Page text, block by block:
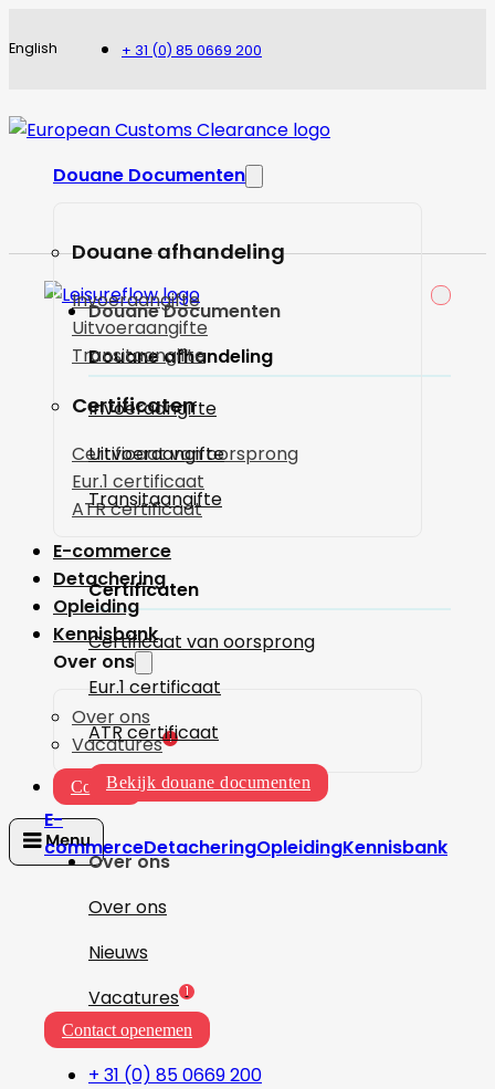
English + 31 (0) 85 0669 200
Douane Documenten
Douane afhandeling
Invoeraangifte
Uitvoeraangifte
Transitaangifte
Certificaten
Certificaat van oorsprong
Eur.1 certificaat
ATR certificaat
E-commerce
Detachering
Opleiding
Kennisbank
Over ons
Over ons
Vacatures 1
Contact
Douane Documenten
Douane afhandeling
Invoeraangifte
Uitvoeraangifte
Transitaangifte
Certificaten
Certificaat van oorsprong
Eur.1 certificaat
ATR certificaat
Bekijk douane documenten
E-
commerceDetacheringOpleidingKennisbank
Over ons
Over ons
Nieuws
Vacatures 1
Contact openemen
+ 31 (0) 85 0669 200